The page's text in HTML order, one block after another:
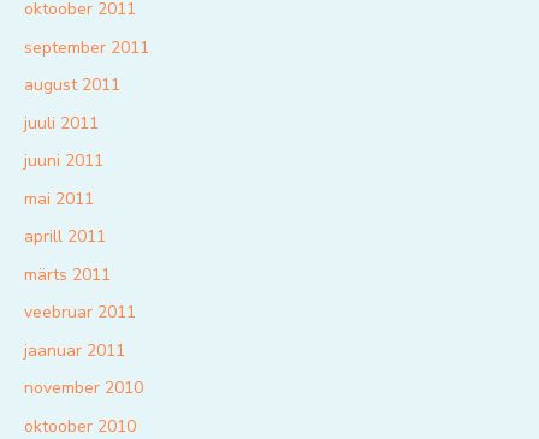
oktoober 2011
september 2011
august 2011
juuli 2011
juuni 2011
mai 2011
aprill 2011
märts 2011
veebruar 2011
jaanuar 2011
november 2010
oktoober 2010